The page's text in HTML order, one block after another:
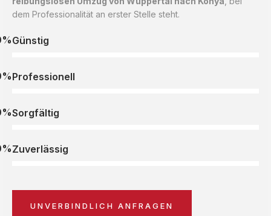
dem Professionalität an erster Stelle steht.
Günstig
Professionell
Sorgfältig
Zuverlässig
UNVERBINDLICH ANFRAGEN